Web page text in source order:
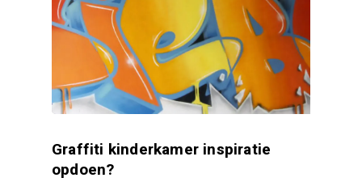
Graffiti kinderkamer inspiratie
opdoen?